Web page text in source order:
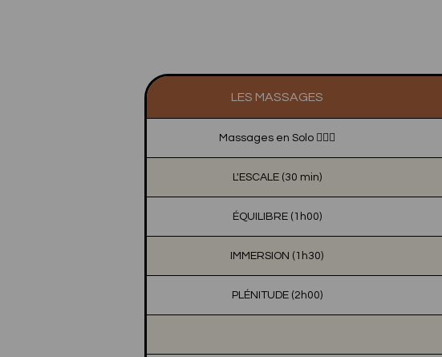
LES MASSAGES
Massages en Solo 🙎🏼‍♂️
L'ESCALE (30 min)
ÉQUILIBRE (1h00)
IMMERSION (1h30)
PLÉNITUDE (2h00)